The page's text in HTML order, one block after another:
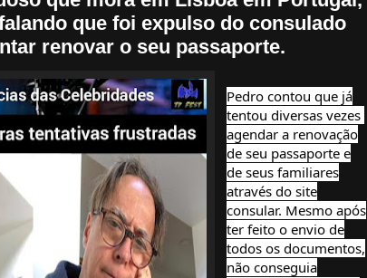
que foi expulso do consulado
renovar o seu passaporte.
Pedro contou que já
tentou diversas vezes
agendar a renovação
de seu passaporte e
de seus familiares
através do site
consular. Mesmo após
ter feito o envio de
todos os documentos,
não conseguia